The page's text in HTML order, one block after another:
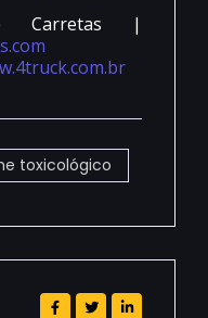
Carretas |
toxicológico